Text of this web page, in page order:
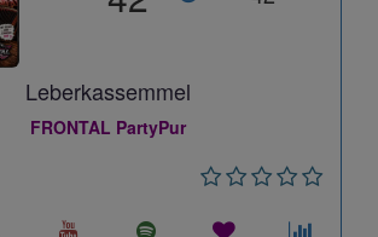
Leberkassemmel
FRONTAL PartyPur